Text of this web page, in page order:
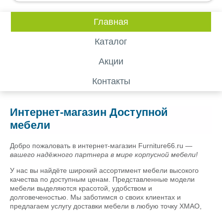
Главная
Каталог
Акции
Контакты
Интернет-магазин Доступной
мебели
Добро пожаловать в интернет-магазин Furniture66.ru —
вашего надёжного партнера в мире корпусной мебели!
У нас вы найдёте широкий ассортимент мебели высокого
качества по доступным ценам. Представленные модели
мебели выделяются красотой, удобством и
долговеченостью. Мы заботимся о своих клиентах и
предлагаем услугу доставки мебели в любую точку ХМАО,